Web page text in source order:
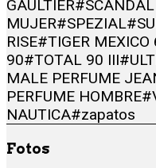
GAULTIER#SCANDAL
MUJER#SPEZIAL
RISE#TIGER
90#TOTAL 90 III
MALE PERFUME
PERFUME HOMBRE
NAUTICA#zapatos
Fotos